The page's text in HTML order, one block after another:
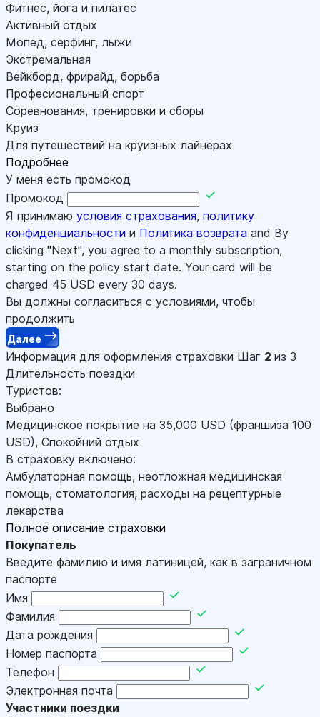
Фитнес, йога и пилатес
Активный отдых
Мопед, серфинг, лыжи
Экстремальная
Вейкборд, фрирайд, борьба
Професиональный спорт
Соревнования, тренировки и сборы
Круиз
Для путешествий на круизных лайнерах
Подробнее
У меня есть промокод
Промокод
Я принимаю условия страхования, политику
конфиденциальности и Политика возврата and By
clicking "Next", you agree to a monthly subscription,
starting on the policy start date. Your card will be
charged 45 USD every 30 days.
Вы должны согласиться с условиями, чтобы
продолжить
Далее
Информация для оформления страховки Шаг 2 из 3
Длительность поездки
Туристов:
Выбрано
Медицинское покрытие на 35,000 USD (франшиза 100
USD), Спокойний отдых
В страховку включено:
Амбулаторная помощь, неотложная медицинская
помощь, стоматология, расходы на рецептурные
лекарства
Полное описание страховки
Покупатель
Введите фамилию и имя латиницей, как в заграничном
паспорте
Имя
Фамилия
Дата рождения
Номер паспорта
Телефон
Электронная почта
Участники поездки